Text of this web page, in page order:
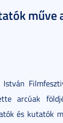
műve
arcúak
és kutatók